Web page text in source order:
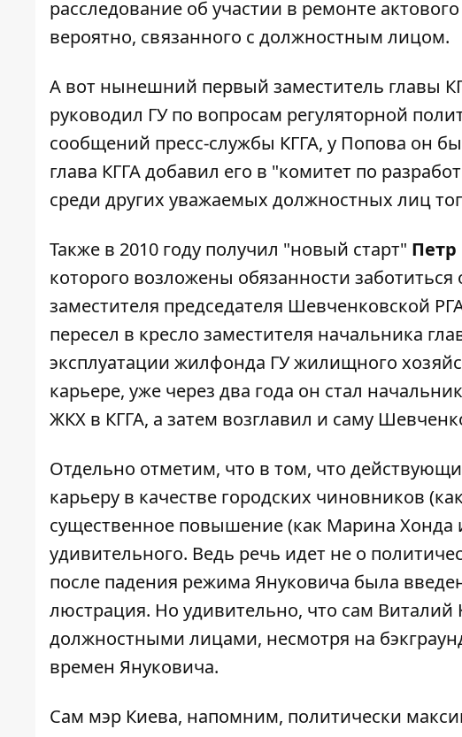
расследование об участии в ремонте
вероятно, связанного с должностным лицом.
А вот нынешний первый заместитель главы
руководил ГУ по вопросам регуляторной
сообщений пресс-службы КГГА, у Попова он
глава КГГА добавил его в "комитет по
среди других уважаемых должностных лиц
Также в 2010 году получил "новый старт" Петр
которого возложены обязанности
заместителя председателя Шевченковской
пересел в кресло заместителя начальника
эксплуатации жилфонда ГУ жилищного
карьере, уже через два года он стал
ЖКХ в КГГА, а затем возглавил и саму
Отдельно отметим, что в том, что
карьеру в качестве городских чиновников
существенное повышение (как Марина Хонда
удивительного. Ведь речь идет не о
после падения режима Януковича была
люстрация. Но удивительно, что сам
должностными лицами, несмотря на
времен Януковича.
Сам мэр Киева, напомним, политически